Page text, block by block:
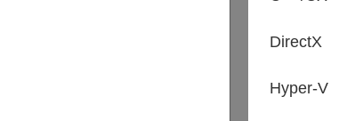
DirectX
Hyper-V